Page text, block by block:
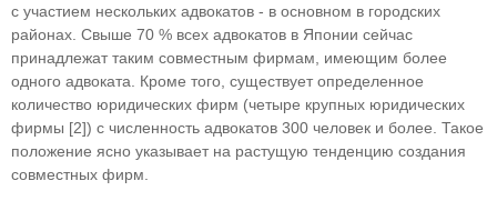
с участи­ем нескольких адвокатов - в основном в городских
районах. Свыше 70 % всех адвокатов в Японии сейчас
принадлежат таким совместным фирмам, имеющим более
одного адвоката. Кроме того, су­ществует определенное
количество юридических фирм (четыре крупных юридических
фирмы [2]) с численность адвокатов 300 человек и более. Та­кое
положение ясно указывает на растущую тен­денцию создания
совместных фирм.